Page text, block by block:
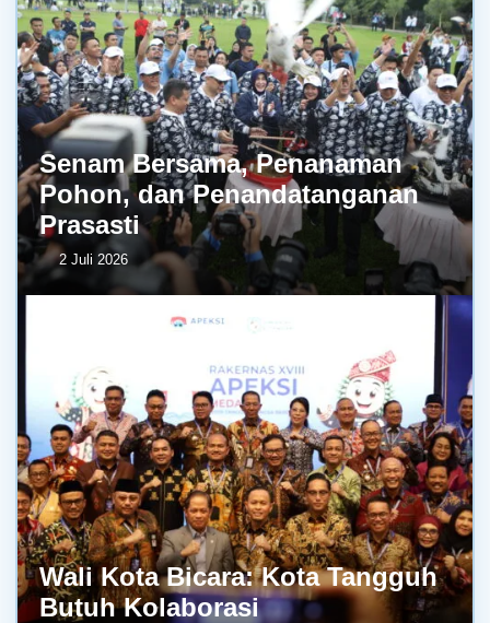
Senam Bersama, Penanaman
Pohon, dan Penandatanganan
Prasasti
2 Juli 2026
Wali Kota Bicara: Kota Tangguh
Butuh Kolaborasi